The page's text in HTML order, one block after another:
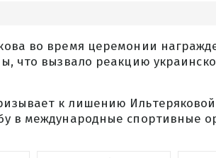
во время церемонии
что вызвало реакцию
к лишению
в международные спортивные